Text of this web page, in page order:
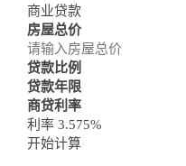
商业贷款
房屋总价
贷款比例
贷款年限
商贷利率
利率 3.575%
开始计算